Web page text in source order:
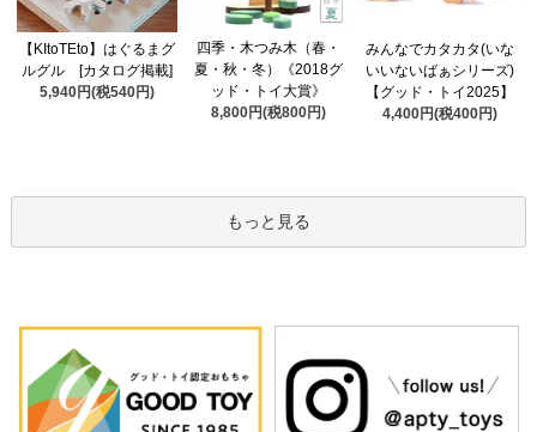
【KItoTEto】はぐるまグ
ルグル [カタログ掲載]
5,940円(税540円)
四季・木つみ木（春・
夏・秋・冬）《2018グ
ッド・トイ大賞》
8,800円(税800円)
みんなでカタカタ(いな
いいないばぁシリーズ)
【グッド・トイ2025】
4,400円(税400円)
もっと見る